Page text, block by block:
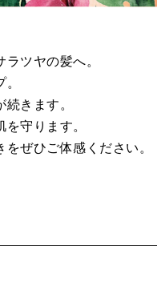
ツヤの髪へ。
きます。
守ります。
ぜひご体感ください。